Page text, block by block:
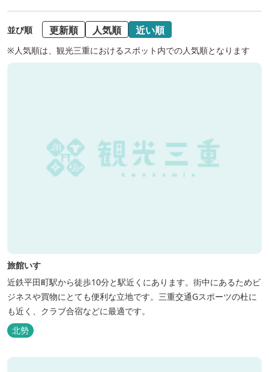
並び順 更新順 人気順 近い順
※人気順は、観光三重におけるスポット内での人気順となります
旅館いすゞ
近鉄平田町駅から徒歩10分と駅近くにあります。街中にあるためビ
ジネスや買物にとても便利な立地です。三重交通Gスポーツの杜に
も近く、クラブ合宿などに最適です。
北勢